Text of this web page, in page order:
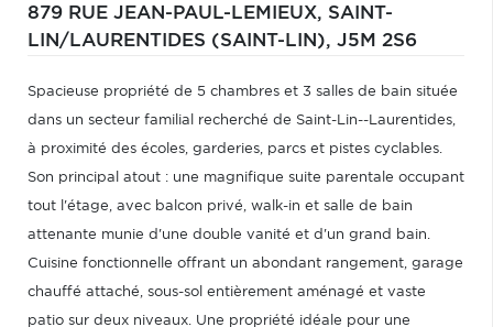
879 RUE JEAN-PAUL-LEMIEUX, SAINT-
LIN/LAURENTIDES (SAINT-LIN), J5M 2S6
Spacieuse propriété de 5 chambres et 3 salles de bain située
dans un secteur familial recherché de Saint-Lin--Laurentides,
à proximité des écoles, garderies, parcs et pistes cyclables.
Son principal atout : une magnifique suite parentale occupant
tout l'étage, avec balcon privé, walk-in et salle de bain
attenante munie d'une double vanité et d'un grand bain.
Cuisine fonctionnelle offrant un abondant rangement, garage
chauffé attaché, sous-sol entièrement aménagé et vaste
patio sur deux niveaux. Une propriété idéale pour une